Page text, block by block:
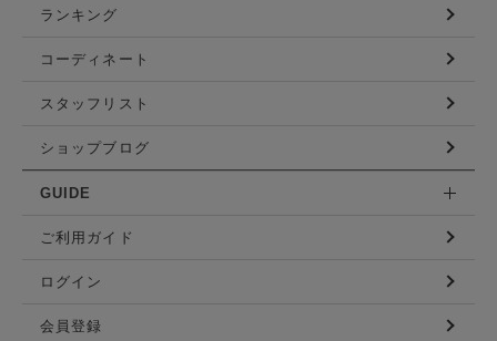
ランキング
コーディネート
スタッフリスト
ショップブログ
GUIDE
ご利用ガイド
ログイン
会員登録